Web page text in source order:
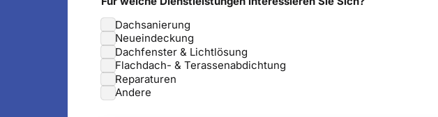
Dachsanierung
Neueindeckung
Dachfenster & Lichtlösung
Flachdach- & Terassenabdichtung
Reparaturen
Andere